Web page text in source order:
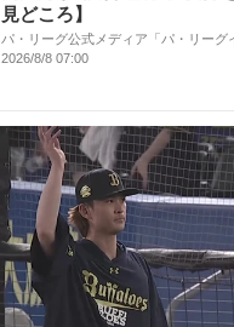
見どころ】
パ・リーグ公式メディア「パ・リーグ
2026/8/8 07:00